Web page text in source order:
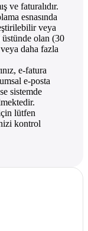
ve faturalıdır.
esnasında
veya
üstünde olan (30
daha fazla
e-fatura
e-posta
sistemde
lütfen
kontrol